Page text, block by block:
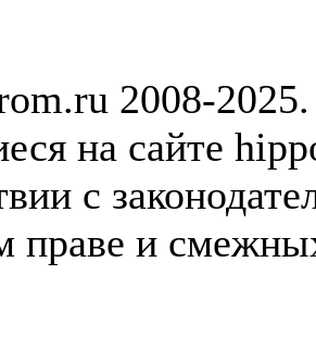
2008-
на сайте
с
праве и